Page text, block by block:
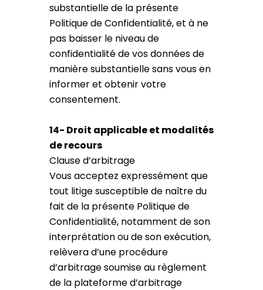
substantielle de la présente
Politique de Confidentialité, et à ne
pas baisser le niveau de
confidentialité de vos données de
manière substantielle sans vous en
informer et obtenir votre
consentement.
14- Droit applicable et modalités
de recours
Clause d’arbitrage
Vous acceptez expressément que
tout litige susceptible de naître du
fait de la présente Politique de
Confidentialité, notamment de son
interprétation ou de son exécution,
relèvera d’une procédure
d’arbitrage soumise au règlement
de la plateforme d’arbitrage